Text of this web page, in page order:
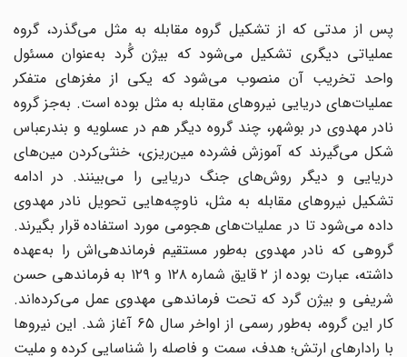
پس از مدتی که از تشکیل گروه مقابله به مثل می‌گذرد، گروه
عملیاتی دیگری تشکیل می‌شود که بیژن گُرد به‌عنوان مسئول
واحد تخریب آن منصوب می‌شود که یکی از مغزهای متفکر
عملیات‌های دریایی نیروهای مقابله به مثل بوده است. به‌جز گروه
نادر مهدوی در بوشهر، چند گروه دیگر هم در عسلویه و بندرعباس
شکل می‌گیرند که آموزش فشرده مین‌ریزی، خنثی‌کردن مین‌های
دریایی و دیگر روش‌های جنگ دریایی را می‌بینند. در ادامه
تشکیل نیروهای مقابله به مثل، ناوچه‌هایی تحویل نادر مهدوی
داده می‌شود تا در عملیات‌های هجومی مورد استفاده قرار بگیرند.
گروهی که نادر مهدوی به‌طور مستقیم فرماندهی‌اش را به‌عهده
داشته، عبارت بوده از ۲ قایق شماره ۱۲۸ و ۱۲۹ به فرماندهی حسن
شریفی و بیژن گرد که تحت فرماندهی مهدوی عمل می‌کرده‌اند.
کار این گروه، به‌طور رسمی از اواخر سال ۶۵ آغاز شد. این نیروها
با رادارهای ارتش؛ هدف‌، سمت و فاصله را شناسایی کرده و ملیت